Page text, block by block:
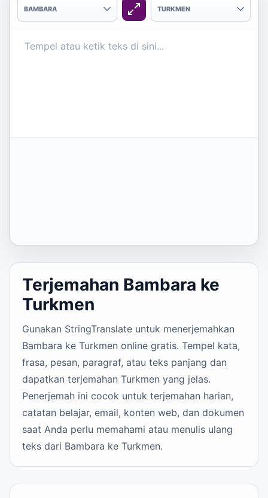
BAMBARA TURKMEN
Terjemahan Bambara ke
Turkmen
Gunakan StringTranslate untuk menerjemahkan
Bambara ke Turkmen online gratis. Tempel kata,
frasa, pesan, paragraf, atau teks panjang dan
dapatkan terjemahan Turkmen yang jelas.
Penerjemah ini cocok untuk terjemahan harian,
catatan belajar, email, konten web, dan dokumen
saat Anda perlu memahami atau menulis ulang
teks dari Bambara ke Turkmen.